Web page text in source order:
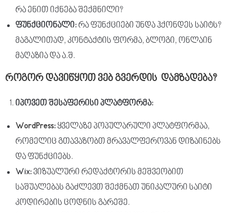
რა ენით იქნება შექმნილი?
ფუნქციონალი:რა ფუნქციები უნდა ჰქონდეს საიტს?
მაგალითად, კონტაქტის ფორმა, ბლოგი, ონლაინ
მაღაზია და ა.შ.
როგორ დავიწყოთ ვებ გვერდის დამზადება?
იპოვეთშესაფერისიპლატფორმა:
WordPress:ყველაზე პოპულარული პლატფორმაა,
რომელიც გთავაზობთ მრავალფეროვან დიზაინებს
და ფუნქციებს.
Wix:ვიზუალური რედაქტორის მეშვეობით
საშუალებას გაძლევთ შექმნათ უნიკალური საიტი
კოდირების ცოდნის გარეშე.